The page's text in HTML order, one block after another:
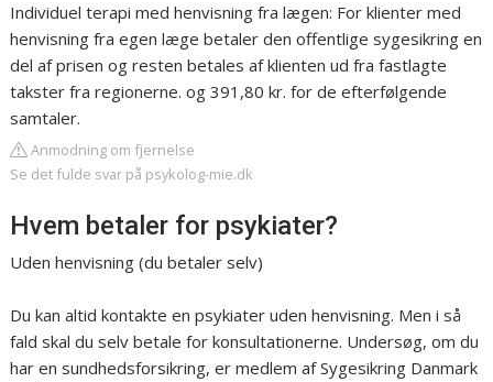
Individuel terapi med henvisning fra lægen: For klienter med
henvisning fra egen læge betaler den offentlige sygesikring en
del af prisen og resten betales af klienten ud fra fastlagte
takster fra regionerne. og 391,80 kr. for de efterfølgende
samtaler.
Anmodning om fjernelse
Se det fulde svar på psykolog-mie.dk
Hvem betaler for psykiater?
Uden henvisning (du betaler selv)
Du kan altid kontakte en psykiater uden henvisning. Men i så
fald skal du selv betale for konsultationerne. Undersøg, om du
har en sundhedsforsikring, er medlem af Sygesikring Danmark